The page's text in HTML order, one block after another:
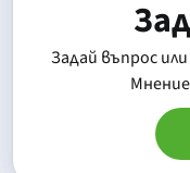
Задай въпрос